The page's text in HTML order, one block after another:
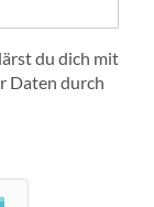
du dich mit
Daten durch